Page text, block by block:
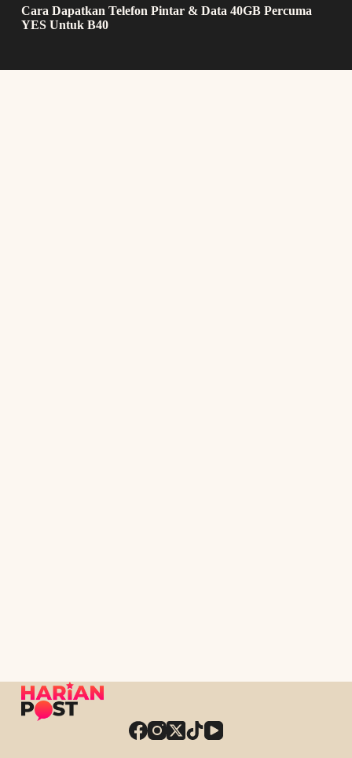
Cara Dapatkan Telefon Pintar & Data 40GB Percuma
YES Untuk B40